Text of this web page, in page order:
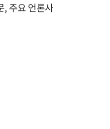
주요 언론사